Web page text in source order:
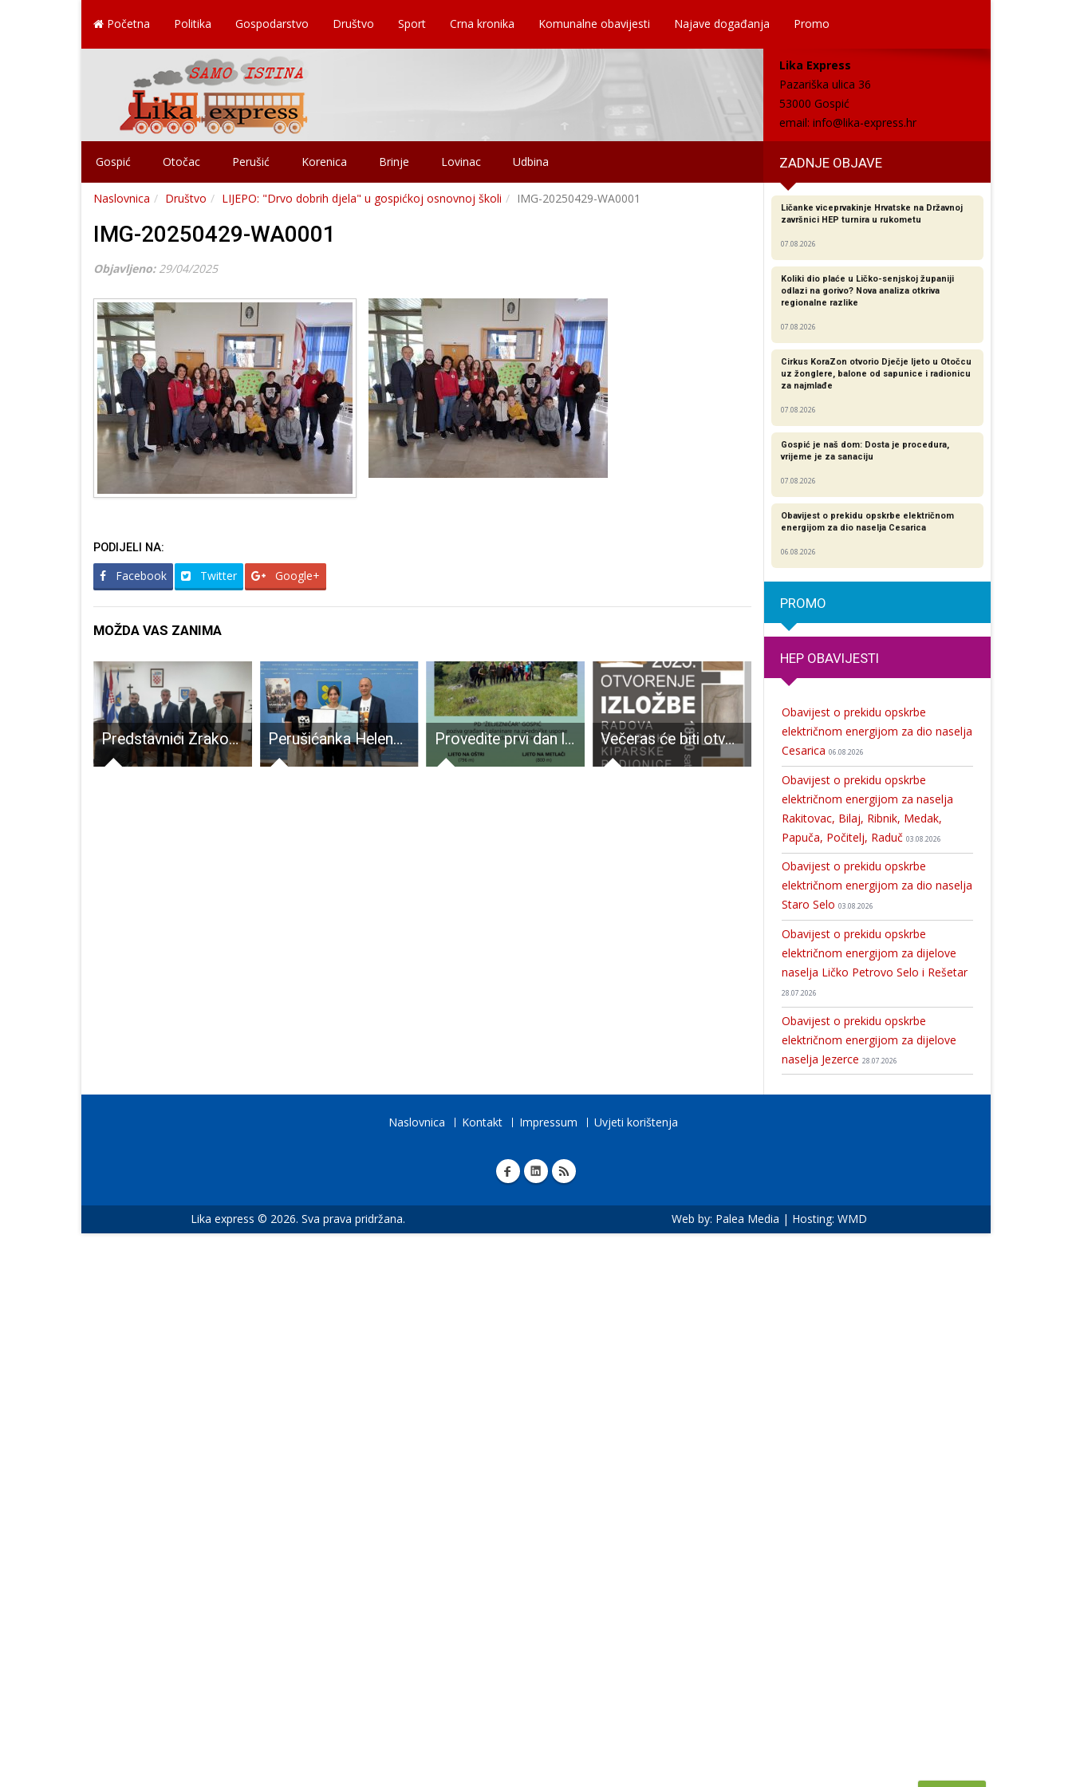
Početna Politika Gospodarstvo Društvo Sport Crna kronika Komunalne obavijesti Najave događanja Promo
Lika Express
Pazariška ulica 36
53000 Gospić
email: info@lika-express.hr
Gospić Otočac Perušić Korenica Brinje Lovinac Udbina ZADNJE OBJAVE
Naslovnica Društvo LIJEPO: "Drvo dobrih djela" u gospićkoj osnovnoj školi IMG-20250429-WA0001
IMG-20250429-WA0001
Objavljeno: 29/04/2025
PODIJELI NA:
Facebook Twitter Google+
MOŽDA VAS ZANIMA
Predstavnici Zrakoplovnog saveza kod župana Darka Milinovića Perušićanka Helena Karić, dobitnica priznanja za najbolju učenicu Strukovnih škola u Hrvatskoj i višestruka državna prvakinja u frizerstvu na prijemu kod župana Petryja Provedite prvi dan ljeta na Oštri i Metlači Večeras će biti otvorena izložba radova nastalih na kiparskoj radionici u Gospiću BRAVO: nagrade najboljim sportašima grada Gospića
Ličanke viceprvakinje Hrvatske na Državnoj
završnici HEP turnira u rukometu
07.08.2026
Koliki dio plaće u Ličko-senjskoj županiji
odlazi na gorivo? Nova analiza otkriva
regionalne razlike​
07.08.2026
Cirkus KoraZon otvorio Dječje ljeto u Otočcu
uz žonglere, balone od sapunice i radionicu
za najmlađe
07.08.2026
Gospić je naš dom: Dosta je procedura,
vrijeme je za sanaciju
07.08.2026
Obavijest o prekidu opskrbe električnom
energijom za dio naselja Cesarica
06.08.2026
PROMO
HEP OBAVIJESTI
Obavijest o prekidu opskrbe
električnom energijom za dio naselja
Cesarica 06.08.2026
Obavijest o prekidu opskrbe
električnom energijom za naselja
Rakitovac, Bilaj, Ribnik, Medak,
Papuča, Počitelj, Raduč 03.08.2026
Obavijest o prekidu opskrbe
električnom energijom za dio naselja
Staro Selo 03.08.2026
Obavijest o prekidu opskrbe
električnom energijom za dijelove
naselja Ličko Petrovo Selo i Rešetar
28.07.2026
Obavijest o prekidu opskrbe
električnom energijom za dijelove
naselja Jezerce 28.07.2026
Naslovnica Kontakt Impressum Uvjeti korištenja
Lika express © 2026. Sva prava pridržana. Web by: Palea Media | Hosting: WMD